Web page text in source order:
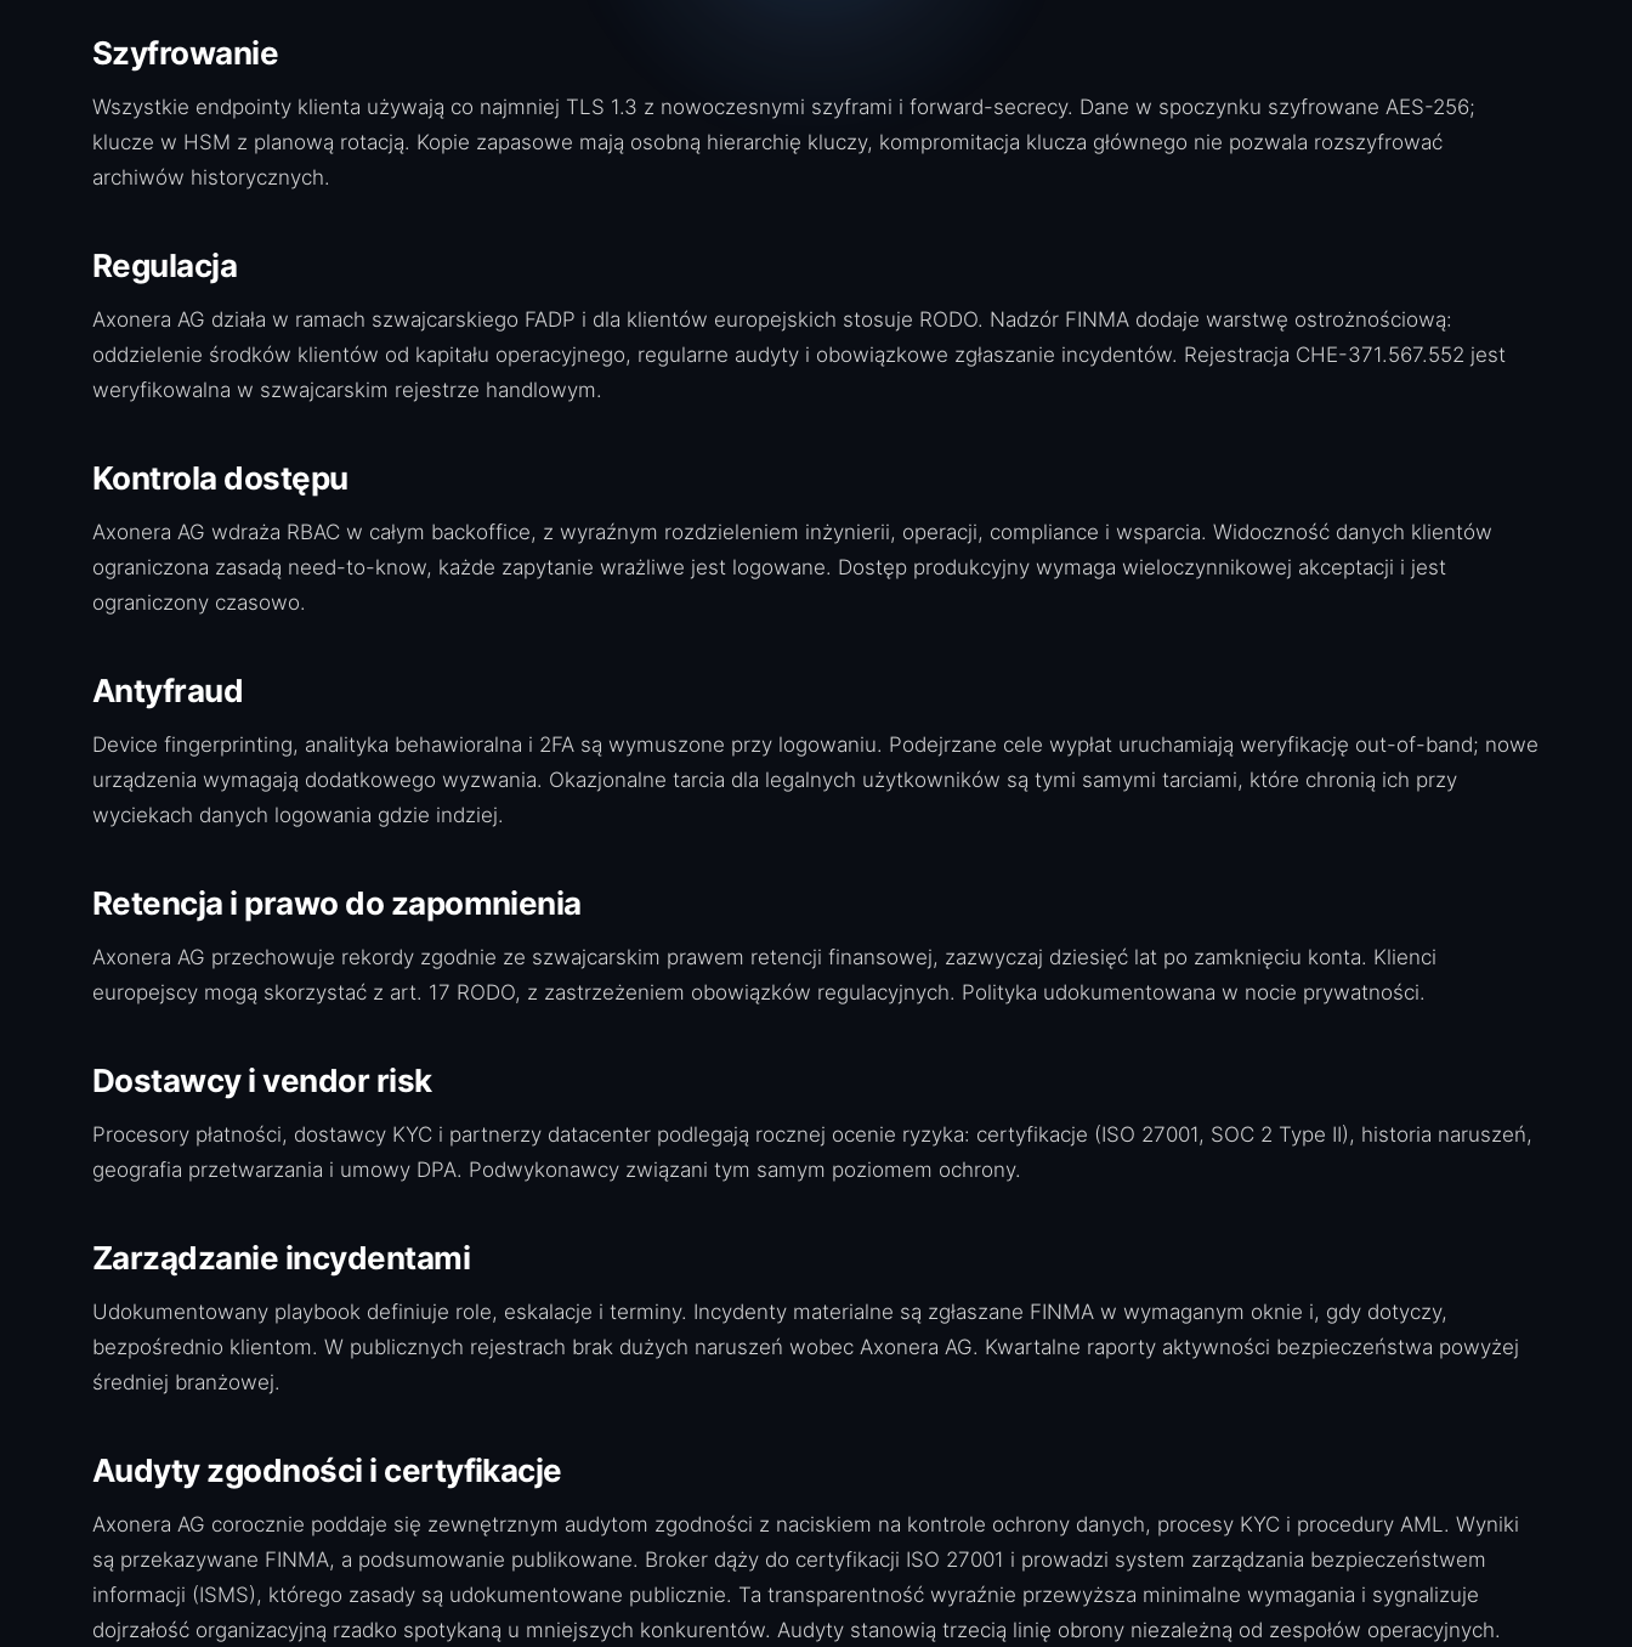
Szyfrowanie
Wszystkie endpointy klienta używają co najmniej TLS 1.3 z nowoczesnymi szyframi i forward-secrecy. Dane w spoczynku szyfrowane AES-256;
klucze w HSM z planową rotacją. Kopie zapasowe mają osobną hierarchię kluczy, kompromitacja klucza głównego nie pozwala rozszyfrować
archiwów historycznych.
Regulacja
Axonera AG działa w ramach szwajcarskiego FADP i dla klientów europejskich stosuje RODO. Nadzór FINMA dodaje warstwę ostrożnościową:
oddzielenie środków klientów od kapitału operacyjnego, regularne audyty i obowiązkowe zgłaszanie incydentów. Rejestracja CHE-371.567.552 jest
weryfikowalna w szwajcarskim rejestrze handlowym.
Kontrola dostępu
Axonera AG wdraża RBAC w całym backoffice, z wyraźnym rozdzieleniem inżynierii, operacji, compliance i wsparcia. Widoczność danych klientów
ograniczona zasadą need-to-know, każde zapytanie wrażliwe jest logowane. Dostęp produkcyjny wymaga wieloczynnikowej akceptacji i jest
ograniczony czasowo.
Antyfraud
Device fingerprinting, analityka behawioralna i 2FA są wymuszone przy logowaniu. Podejrzane cele wypłat uruchamiają weryfikację out-of-band; nowe
urządzenia wymagają dodatkowego wyzwania. Okazjonalne tarcia dla legalnych użytkowników są tymi samymi tarciami, które chronią ich przy
wyciekach danych logowania gdzie indziej.
Retencja i prawo do zapomnienia
Axonera AG przechowuje rekordy zgodnie ze szwajcarskim prawem retencji finansowej, zazwyczaj dziesięć lat po zamknięciu konta. Klienci
europejscy mogą skorzystać z art. 17 RODO, z zastrzeżeniem obowiązków regulacyjnych. Polityka udokumentowana w nocie prywatności.
Dostawcy i vendor risk
Procesory płatności, dostawcy KYC i partnerzy datacenter podlegają rocznej ocenie ryzyka: certyfikacje (ISO 27001, SOC 2 Type II), historia naruszeń,
geografia przetwarzania i umowy DPA. Podwykonawcy związani tym samym poziomem ochrony.
Zarządzanie incydentami
Udokumentowany playbook definiuje role, eskalacje i terminy. Incydenty materialne są zgłaszane FINMA w wymaganym oknie i, gdy dotyczy,
bezpośrednio klientom. W publicznych rejestrach brak dużych naruszeń wobec Axonera AG. Kwartalne raporty aktywności bezpieczeństwa powyżej
średniej branżowej.
Audyty zgodności i certyfikacje
Axonera AG corocznie poddaje się zewnętrznym audytom zgodności z naciskiem na kontrole ochrony danych, procesy KYC i procedury AML. Wyniki
są przekazywane FINMA, a podsumowanie publikowane. Broker dąży do certyfikacji ISO 27001 i prowadzi system zarządzania bezpieczeństwem
informacji (ISMS), którego zasady są udokumentowane publicznie. Ta transparentność wyraźnie przewyższa minimalne wymagania i sygnalizuje
dojrzałość organizacyjną rzadko spotykaną u mniejszych konkurentów. Audyty stanowią trzecią linię obrony niezależną od zespołów operacyjnych.